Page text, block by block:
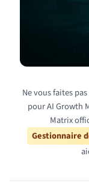
Ne vous faites
pour AI Growth
Matrix
Gestionnaire